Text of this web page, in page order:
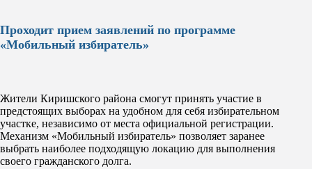
Проходит прием заявлений по программе
«Мобильный избиратель»
Жители Киришского района смогут принять участие в
предстоящих выборах на удобном для себя избирательном
участке, независимо от места официальной регистрации.
Механизм «Мобильный избиратель» позволяет заранее
выбрать наиболее подходящую локацию для выполнения
своего гражданского долга.